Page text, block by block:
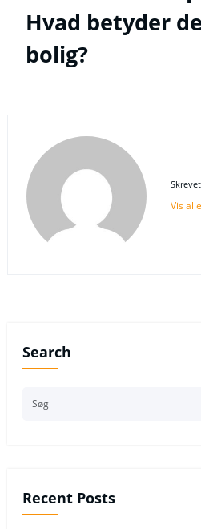
Hvad betyder
bolig?
Vis
Search
Recent Posts